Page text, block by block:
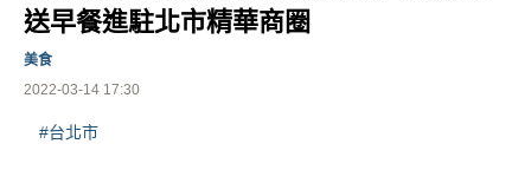
送早餐進駐北市精華商圈
2022-03-14 17:30
美食
#台北市